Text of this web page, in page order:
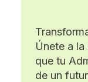
Únete a
que tu
de un